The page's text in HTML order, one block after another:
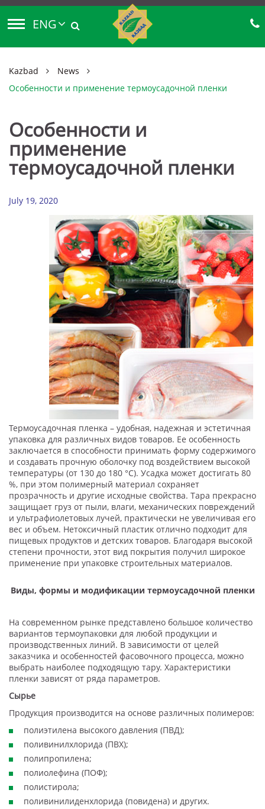
ENG
Kazbad
News
Особенности и применение термоусадочной пленки
Особенности и
применение
термоусадочной пленки
July 19, 2020
Термоусадочная пленка – удобная, надежная и эстетичная
упаковка для различных видов товаров. Ее особенность
заключается в способности принимать форму содержимого
и создавать прочную оболочку под воздействием высокой
температуры (от 130 до 180 °С). Усадка может достигать 80
%, при этом полимерный материал сохраняет
прозрачность и другие исходные свойства. Тара прекрасно
защищает груз от пыли, влаги, механических повреждений
и ультрафиолетовых лучей, практически не увеличивая его
вес и объем. Нетоксичный пластик отлично подходит для
пищевых продуктов и детских товаров. Благодаря высокой
степени прочности, этот вид покрытия получил широкое
применение при упаковке строительных материалов.
Виды, формы и модификации термоусадочной пленки
На современном рынке представлено большое количество
вариантов термоупаковки для любой продукции и
производственных линий. В зависимости от целей
заказчика и особенностей фасовочного процесса, можно
выбрать наиболее подходящую тару. Характеристики
пленки зависят от ряда параметров.
Сырье
Продукция производится на основе различных полимеров:
полиэтилена высокого давления (ПВД);
поливинилхлорида (ПВХ);
полипропилена;
полиолефина (ПОФ);
полистирола;
поливинилиденхлорида (повидена) и других.